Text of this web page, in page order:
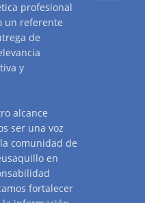
profesional
un referente
de
y
alcance
ser una voz
comunidad de
en
fortalecer